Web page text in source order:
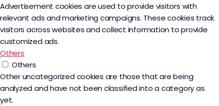
Advertisement cookies are used to provide visitors with
relevant ads and marketing campaigns. These cookies track
visitors across websites and collect information to provide
customized ads.
Others
Others
Other uncategorized cookies are those that are being
analyzed and have not been classified into a category as
yet.